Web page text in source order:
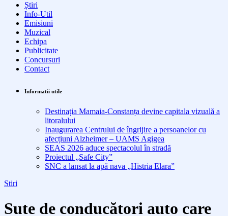
Știri
Info-Util
Emisiuni
Muzical
Echipa
Publicitate
Concursuri
Contact
Informatii utile
Destinația Mamaia-Constanța devine capitala vizuală a
litoralului
Inaugurarea Centrului de îngrijire a persoanelor cu
afecțiuni Alzheimer – UAMS Agigea
SEAS 2026 aduce spectacolul în stradă
Proiectul „Safe City”
SNC a lansat la apă nava „Histria Elara”
Stiri
Sute de conducători auto care